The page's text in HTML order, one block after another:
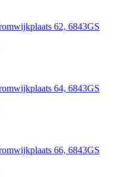
62, 6843GS
64, 6843GS
66, 6843GS